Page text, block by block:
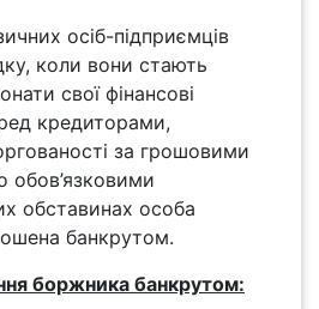
осіб-підприємців
коли вони стають
свої фінансові
кредиторами,
за грошовими
обов’язковими
обставинах особа
банкрутом.
боржника банкрутом: